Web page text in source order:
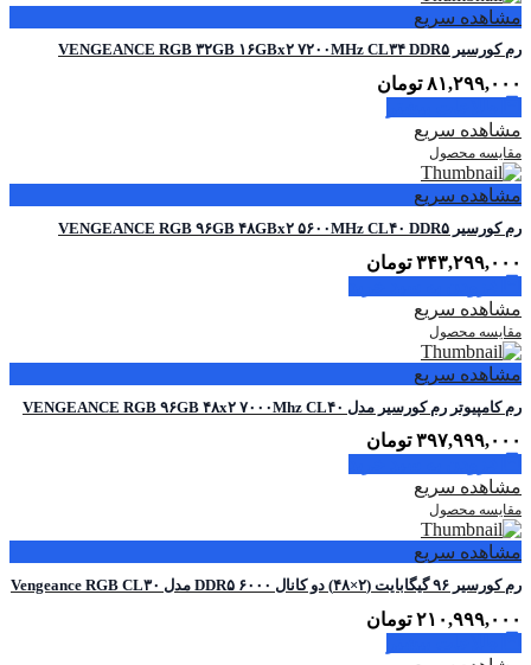
مشاهده سریع
رم کورسیر VENGEANCE RGB ۳۲GB ۱۶GBx۲ ۷۲۰۰MHz CL۳۴ DDR۵
۸۱,۲۹۹,۰۰۰ تومان
مشاهده سریع
مقایسه محصول
مشاهده سریع
رم کورسیر VENGEANCE RGB ۹۶GB ۴۸GBx۲ ۵۶۰۰MHz CL۴۰ DDR۵
۳۴۳,۲۹۹,۰۰۰ تومان
مشاهده سریع
مقایسه محصول
مشاهده سریع
رم کامپیوتر رم کورسیر مدل VENGEANCE RGB ۹۶GB ۴۸x۲ ۷۰۰۰Mhz CL۴۰
۳۹۷,۹۹۹,۰۰۰ تومان
مشاهده سریع
مقایسه محصول
مشاهده سریع
رم کورسیر ۹۶ گیگابایت (۲×۴۸) دو کانال DDR۵ ۶۰۰۰ مدل Vengeance RGB CL۳۰
۲۱۰,۹۹۹,۰۰۰ تومان